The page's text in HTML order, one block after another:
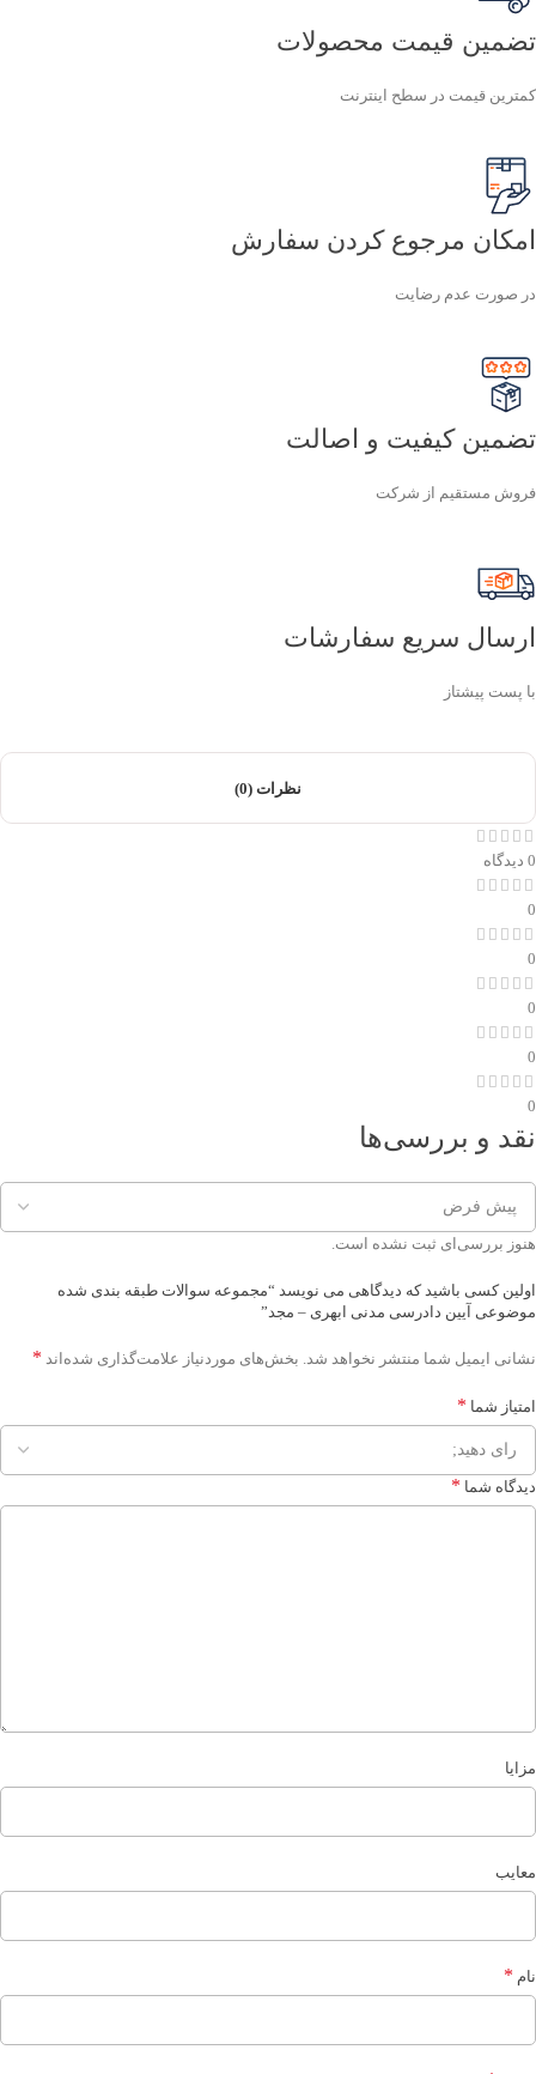
تضمین قیمت محصولات
کمترین قیمت در سطح اینترنت
امکان مرجوع کردن سفارش
در صورت عدم رضایت
تضمین کیفیت و اصالت
فروش مستقیم از شرکت
ارسال سریع سفارشات
با پست پیشتاز
نظرات (0)
0 دیدگاه
0
0
0
0
0
نقد و بررسی‌ها
هنوز بررسی‌ای ثبت نشده است.
اولین کسی باشید که دیدگاهی می نویسد “مجموعه سوالات طبقه بندی شده
موضوعی آیین دادرسی مدنی ابهری – مجد”
نشانی ایمیل شما منتشر نخواهد شد. بخش‌های موردنیاز علامت‌گذاری شده‌اند *
امتیاز شما *
دیدگاه شما *
مزایا
معایب
نام *